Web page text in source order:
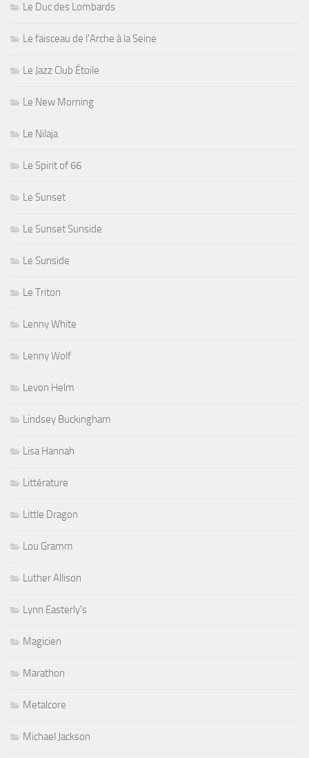
Le Duc des Lombards
Le faisceau de l'Arche à la Seine
Le Jazz Club Étoile
Le New Morning
Le Nilaja
Le Spirit of 66
Le Sunset
Le Sunset Sunside
Le Sunside
Le Triton
Lenny White
Lenny Wolf
Levon Helm
Lindsey Buckingham
Lisa Hannah
Littérature
Little Dragon
Lou Gramm
Luther Allison
Lynn Easterly's
Magicien
Marathon
Metalcore
Michael Jackson